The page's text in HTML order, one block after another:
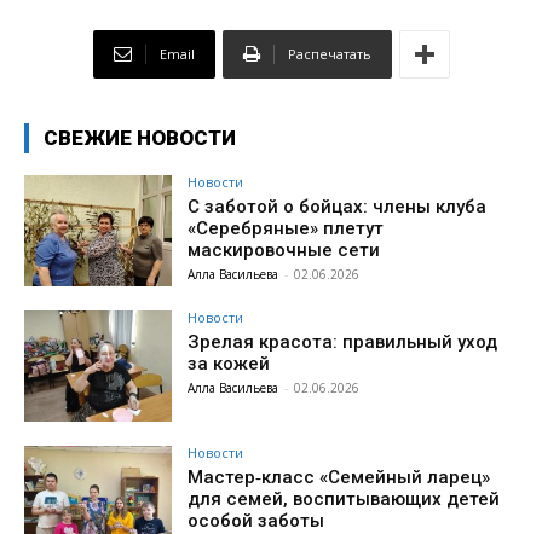
Email Распечатать
СВЕЖИЕ НОВОСТИ
Новости
С заботой о бойцах: члены клуба
«Серебряные» плетут
маскировочные сети
Алла Васильева - 02.06.2026
Новости
Зрелая красота: правильный уход
за кожей
Алла Васильева - 02.06.2026
Новости
Мастер‑класс «Семейный ларец»
для семей, воспитывающих детей
особой заботы